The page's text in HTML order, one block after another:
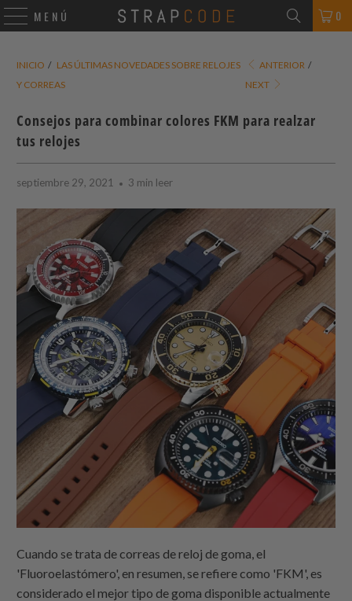
MENÚ 0
INICIO / LAS ÚLTIMAS NOVEDADES SOBRE RELOJES
Y CORREAS
ANTERIOR /
NEXT
Consejos para combinar colores FKM para realzar
tus relojes
septiembre 29, 2021 3 min leer
Cuando se trata de correas de reloj de goma, el
'Fluoroelastómero', en resumen, se refiere como 'FKM', es
considerado el mejor tipo de goma disponible actualmente